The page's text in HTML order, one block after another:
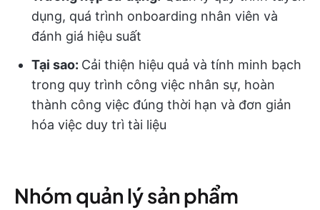
dụng, quá trình onboarding nhân viên và
đánh giá hiệu suất
Tại sao: Cải thiện hiệu quả và tính minh bạch
trong quy trình công việc nhân sự, hoàn
thành công việc đúng thời hạn và đơn giản
hóa việc duy trì tài liệu
Nhóm quản lý sản phẩm